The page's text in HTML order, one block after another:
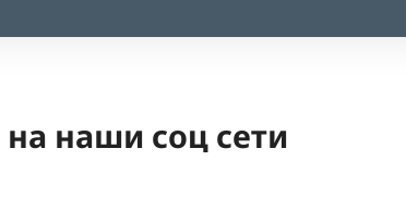
наши соц сети